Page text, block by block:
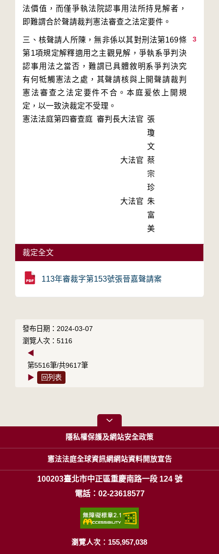
法價值，而僅爭執法院認事用法所持見解者，
3
三、核聲請人所陳，無非係以其對刑法第169條
第1項規定解釋適用之主觀見解，爭執系爭判決
認事用法之當否，難謂已具體敘明系爭判決究
有何牴觸憲法之處，其聲請核與上開聲請裁判
憲法審查之法定要件不合。本庭爰依上開規
定，以一致決裁定不受理。
憲法法庭第四審查庭 審判長大法官 張
瓊
文
大法官 蔡
宗
珍
大法官 朱
富
美
裁定全文
113年審裁字第153號張晉嘉聲請案
發布日期：2024-03-07
瀏覽人次：5116
◀
第5516筆/共9617筆
▶
回列表
隱私權保護及網站安全政策
憲法法庭全球資訊網網站資料開放宣告
100203臺北市中正區重慶南路一段 124 號
電話：02-23618577
瀏覽人次：155,957,038